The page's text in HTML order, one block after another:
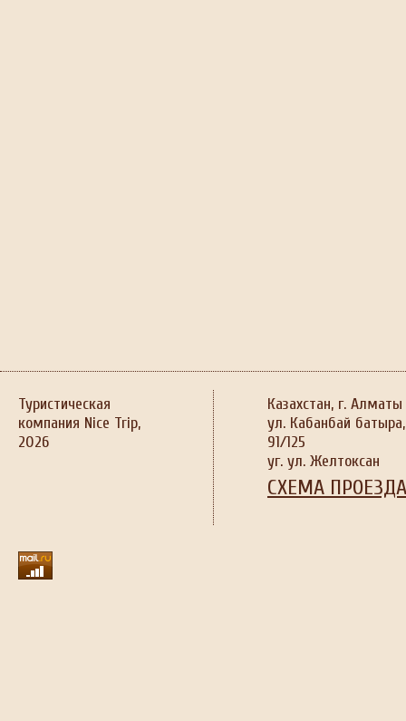
Туристическая
компания Nice Trip,
2026
Казахстан, г. Алматы
ул. Кабанбай батыра,
91/125
уг. ул. Желтоксан
СХЕМА ПРОЕЗДА